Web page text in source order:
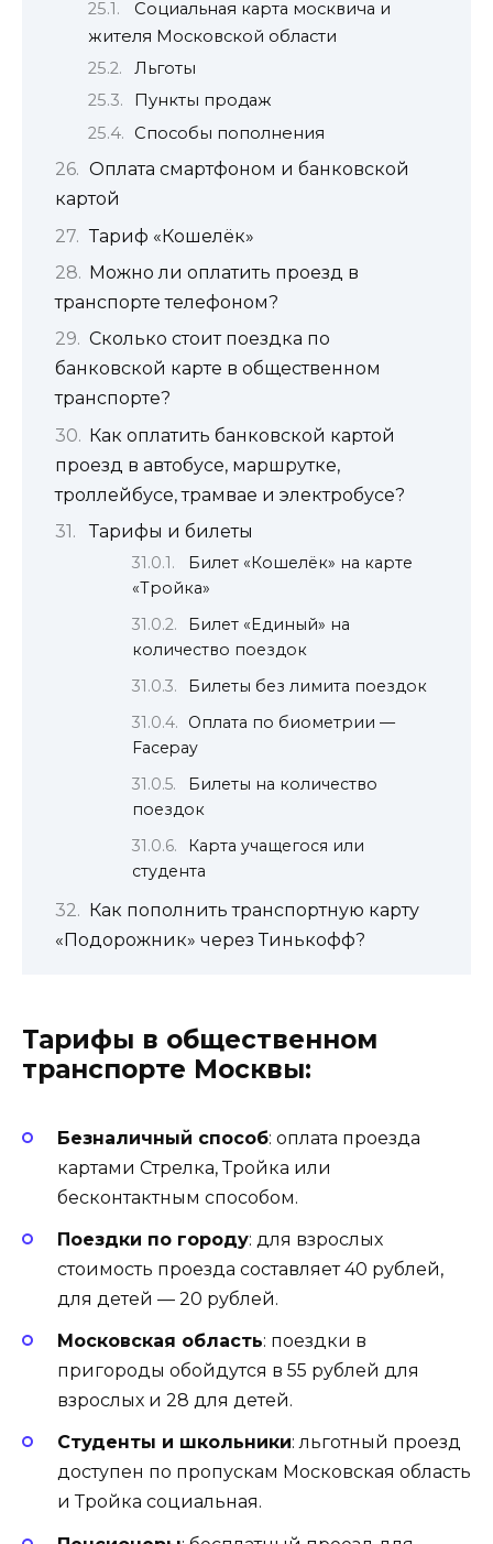
Социальная карта москвича и
жителя Московской области
Льготы
Пункты продаж
Способы пополнения
Оплата смартфоном и банковской
картой
Тариф «Кошелёк»
Можно ли оплатить проезд в
транспорте телефоном?
Сколько стоит поездка по
банковской карте в общественном
транспорте?
Как оплатить банковской картой
проезд в автобусе, маршрутке,
троллейбусе, трамвае и электробусе?
Тарифы и билеты
Билет «Кошелёк» на карте
«Тройка»
Билет «Единый» на
количество поездок
Билеты без лимита поездок
Оплата по биометрии —
Facepay
Билеты на количество
поездок
Карта учащегося или
студента
Как пополнить транспортную карту
«Подорожник» через Тинькофф?
Тарифы в общественном
транспорте Москвы:
Безналичный способ: оплата проезда
картами Стрелка, Тройка или
бесконтактным способом.
Поездки по городу: для взрослых
стоимость проезда составляет 40 рублей,
для детей — 20 рублей.
Московская область: поездки в
пригороды обойдутся в 55 рублей для
взрослых и 28 для детей.
Студенты и школьники: льготный проезд
доступен по пропускам Московская область
и Тройка социальная.